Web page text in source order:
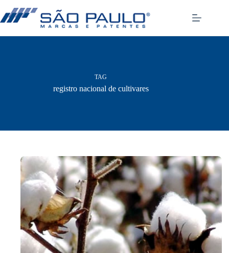
para
o
TAG
registro nacional de cultivares